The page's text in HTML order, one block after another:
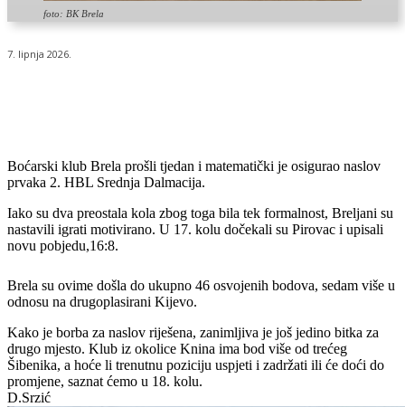
foto: BK Brela
7. lipnja 2026.
Boćarski klub Brela prošli tjedan i matematički je osigurao naslov
prvaka 2. HBL Srednja Dalmacija.
Iako su dva preostala kola zbog toga bila tek formalnost, Breljani su
nastavili igrati motivirano. U 17. kolu dočekali su Pirovac i upisali
novu pobjedu,16:8.
Brela su ovime došla do ukupno 46 osvojenih bodova, sedam više u
odnosu na drugoplasirani Kijevo.
Kako je borba za naslov riješena, zanimljiva je još jedino bitka za
drugo mjesto. Klub iz okolice Knina ima bod više od trećeg
Šibenika, a hoće li trenutnu poziciju uspjeti i zadržati ili će doći do
promjene, saznat ćemo u 18. kolu.
D.Srzić